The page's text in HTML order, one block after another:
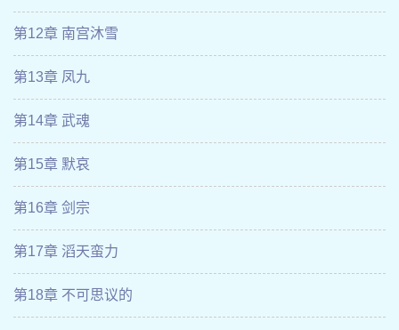
第12章 南宫沐雪
第13章 凤九
第14章 武魂
第15章 默哀
第16章 剑宗
第17章 滔天蛮力
第18章 不可思议的